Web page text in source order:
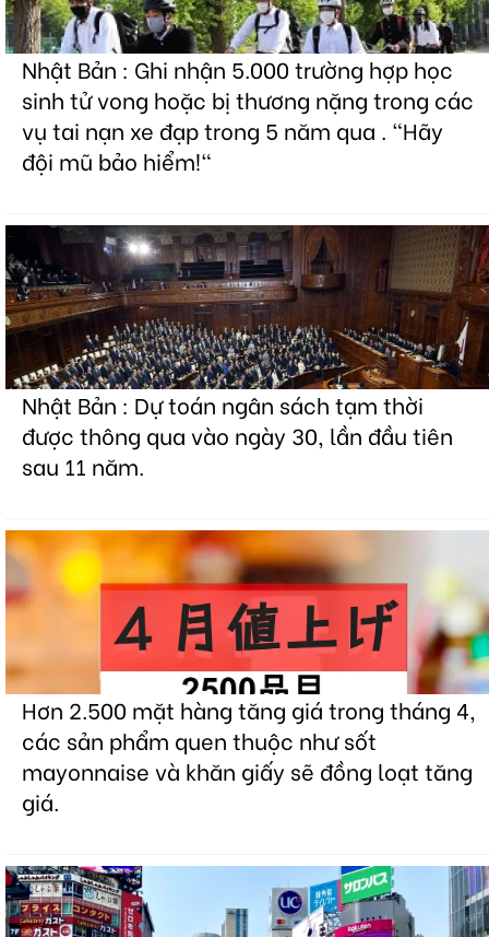
Nhật Bản : Ghi nhận 5.000 trường hợp học
sinh tử vong hoặc bị thương nặng trong các
vụ tai nạn xe đạp trong 5 năm qua . "Hãy
đội mũ bảo hiểm!"
Nhật Bản : Dự toán ngân sách tạm thời
được thông qua vào ngày 30, lần đầu tiên
sau 11 năm.
Hơn 2.500 mặt hàng tăng giá trong tháng 4,
các sản phẩm quen thuộc như sốt
mayonnaise và khăn giấy sẽ đồng loạt tăng
giá.